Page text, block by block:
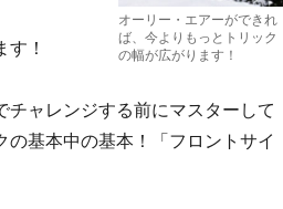
オーリー・エアーができれ
ば、今よりもっとトリック
の幅が広がります！
！
チャレンジする前にマスターして
基本中の基本！「フロントサイ